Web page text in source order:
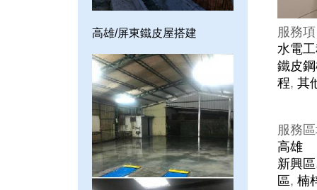
高雄/屏東鐵皮屋搭建
服務
水電
鐵皮
程, 其
服務
高雄
新興區
區, 楠